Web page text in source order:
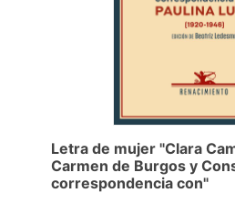
Letra de mujer "Clara
Carmen de Burgos y
correspondencia con"